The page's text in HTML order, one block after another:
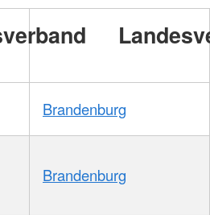
Brandenburg
Brandenburg